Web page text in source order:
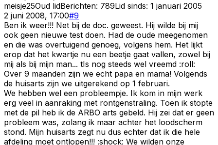
meisje25Oud lidBerichten: 789Lid sinds: 1 januari 2005
2 juni 2008, 17:00#9
Ben ik weer!!! Net bij de doc. geweest. Hij wilde bij mij
ook geen nieuwe test doen. Had de oude meegenomen
en die was overtuigend genoeg, volgens hem. Het lijkt
erop dat het kwartje nu een beetje gaat vallen, zowel bij
mij als bij mijn man... tIs nog steeds wel vreemd :roll:
Over 9 maanden zijn we echt papa en mama! Volgends
de huisarts zijn we uitgerekend op 1 februari.
We hebben wel een probleempje. Ik kom in mijn werk
erg veel in aanraking met rontgenstraling. Toen ik stopte
met de pil heb ik de ARBO arts gebeld. Hij zei dat er geen
probleem was, zolang ik maar achter het loodscherm
stond. Mijn huisarts zegt nu dus echter dat ik die hele
afdeling moet ontlopen!!! :shock: We wilden onze